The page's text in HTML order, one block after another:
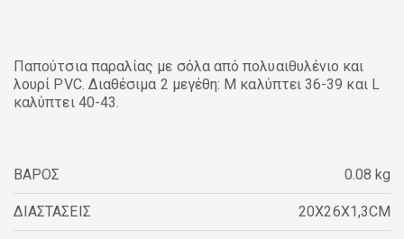
Παπούτσια παραλίας με σόλα από πολυαιθυλένιο και
λουρί PVC. Διαθέσιμα 2 μεγέθη: M καλύπτει 36-39 και L
καλύπτει 40-43.
ΒΑΡΟΣ 0.08 kg
ΔΙΑΣΤΑΣΕΙΣ 20X26X1,3CM